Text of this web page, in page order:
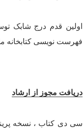
اولین قدم درج شابک
فهرست نویسی کتابخانه
دریافت مجوز از ارشاد
سی دی کتاب ، نسخه